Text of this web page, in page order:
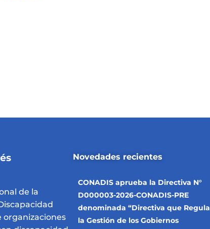
de la
organizaciones
Novedades recientes
CONADIS aprueba la Directiva N°
D000003-2026-CONADIS-PRE
denominada “Directiva que Regula
la Gestión de los Gobiernos